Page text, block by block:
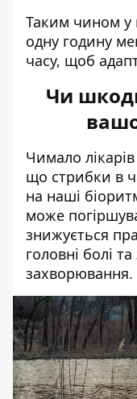
Таким чином у
одну годину
часу, щоб
Чи
Чимало
що стрибки в
на наші
може
знижується
головні болі
захворювання.